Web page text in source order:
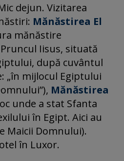
dejun. Vizitarea
Mănăstirea El
mănăstire
Iisus, situată
după cuvântul
„în mijlocul Egiptului
Mănăstirea
unde a stat Sfanta
în Egipt. Aici au
Maicii Domnului).
în Luxor.